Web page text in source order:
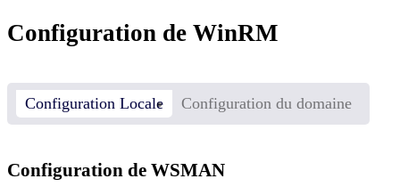
Configuration de WinRM
Configuration Locale Configuration du domaine
Configuration de WSMAN